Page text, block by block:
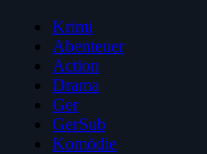
Krimi
Abenteuer
Action
Drama
Ger
GerSub
Komödie